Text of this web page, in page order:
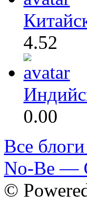
4.52
0.00
Все
No-Be —
©